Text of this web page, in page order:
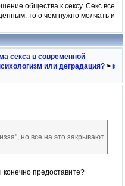
общества к сексу. Секс все
то о чем нужно молчать и
секса в современной
или деградация? > к
но все на это закрывают
конечно предоставите?